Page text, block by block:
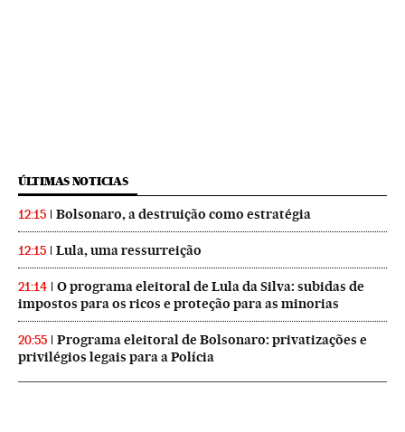
ÚLTIMAS NOTICIAS
12:15 Bolsonaro, a destruição como estratégia
12:15 Lula, uma ressurreição
21:14
O programa eleitoral de Lula da Silva: subidas de
impostos para os ricos e proteção para as minorias
20:55
Programa eleitoral de Bolsonaro: privatizações e
privilégios legais para a Polícia